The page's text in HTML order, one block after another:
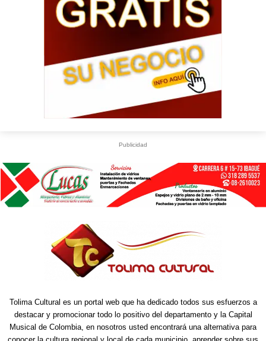
Publicidad
Tolima Cultural es un portal web que ha dedicado todos sus esfuerzos a
destacar y promocionar todo lo positivo del departamento y la Capital
Musical de Colombia, en nosotros usted encontrará una alternativa para